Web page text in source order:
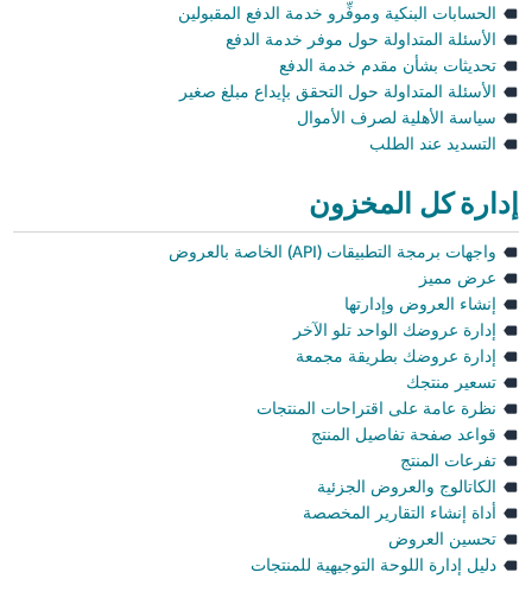
الحسابات البنكية وموفِّرو خدمة الدفع المقبولين
الأسئلة المتداولة حول موفر خدمة الدفع
تحديثات بشأن مقدم خدمة الدفع
الأسئلة المتداولة حول التحقق بإيداع مبلغ صغير
سياسة الأهلية لصرف الأموال
التسديد عند الطلب
إدارة كل المخزون
واجهات برمجة التطبيقات (API) الخاصة بالعروض
عرض مميز
إنشاء العروض وإدارتها
إدارة عروضك الواحد تلو الآخر
إدارة عروضك بطريقة مجمعة
تسعير منتجك
نظرة عامة على اقتراحات المنتجات
قواعد صفحة تفاصيل المنتج
تفرعات المنتج
الكاتالوج والعروض الجزئية
أداة إنشاء التقارير المخصصة
تحسين العروض
دليل إدارة اللوحة التوجيهية للمنتجات